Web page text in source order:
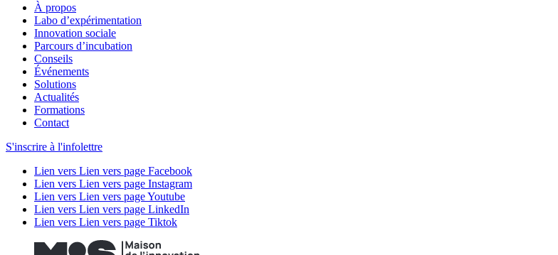
À propos
Labo d’expérimentation
Innovation sociale
Parcours d’incubation
Conseils
Événements
Solutions
Actualités
Formations
Contact
S'inscrire à l'infolettre
Lien vers Lien vers page Facebook
Lien vers Lien vers page Instagram
Lien vers Lien vers page Youtube
Lien vers Lien vers page LinkedIn
Lien vers Lien vers page Tiktok